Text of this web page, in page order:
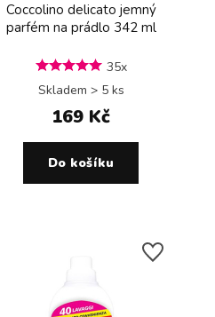
Coccolino delicato jemný
parfém na prádlo 342 ml
35x
Skladem > 5 ks
169 Kč
Do košíku